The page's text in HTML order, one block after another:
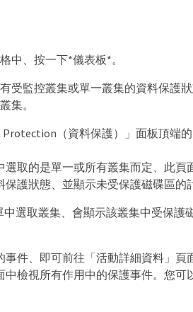
中、按一下*儀表板*。
受監控叢集或單一叢集的資料保護
集。
Protection（資料保護）」面板頂端
選取的是單一或所有叢集而定、此頁
護狀態、並顯示未受保護磁碟區的
選取叢集、會顯示該叢集中受保護
事件、即可前往「活動詳細資料」頁
中檢視所有作用中的保護事件。您可